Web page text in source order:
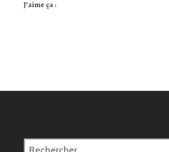
J’aime ça :
Rechercher :